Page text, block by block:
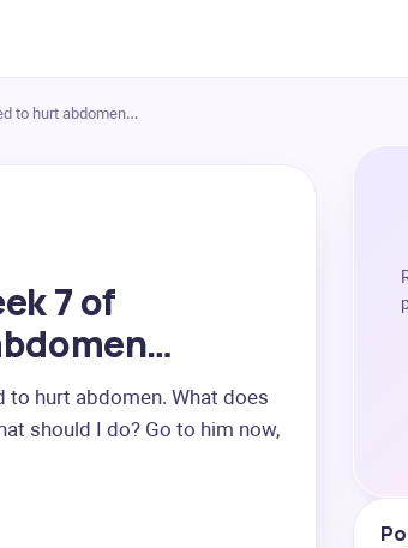
to hurt abdomen…
7 of
hurt abdomen. What does
should I do? Go to him now,